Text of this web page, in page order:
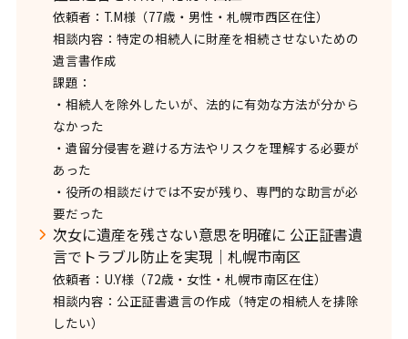
依頼者：T.M様（77歳・男性・札幌市西区在住）
相談内容：特定の相続人に財産を相続させないための
遺言書作成
課題：
・相続人を除外したいが、法的に有効な方法が分から
なかった
・遺留分侵害を避ける方法やリスクを理解する必要が
あった
・役所の相談だけでは不安が残り、専門的な助言が必
要だった
次女に遺産を残さない意思を明確に 公正証書遺
言でトラブル防止を実現｜札幌市南区
依頼者：U.Y様（72歳・女性・札幌市南区在住）
相談内容：公正証書遺言の作成（特定の相続人を排除
したい）